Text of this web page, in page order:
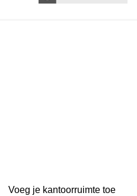
Voeg je kantoorruimte toe